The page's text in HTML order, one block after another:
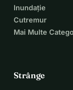
Inundație
Cutremur
Mai Multe
Strânge